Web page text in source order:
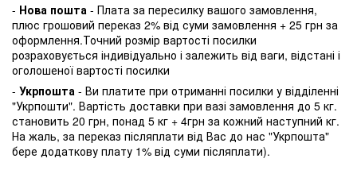
- Нова пошта - Плата за пересилку вашого замовлення,
плюс грошовий переказ 2% від суми замовлення + 25 грн за
оформлення.Точний розмір вартості посилки
розраховується індивідуально і залежить від ваги, відстані і
оголошеної вартості посилки
- Укрпошта - Ви платите при отриманні посилки у відділенні
"Укрпошти". Вартість доставки при вазі замовлення до 5 кг.
становить 20 грн, понад 5 кг + 4грн за кожний наступний кг.
На жаль, за переказ післяплати від Вас до нас "Укрпошта"
бере додаткову плату 1% від суми післяплати).